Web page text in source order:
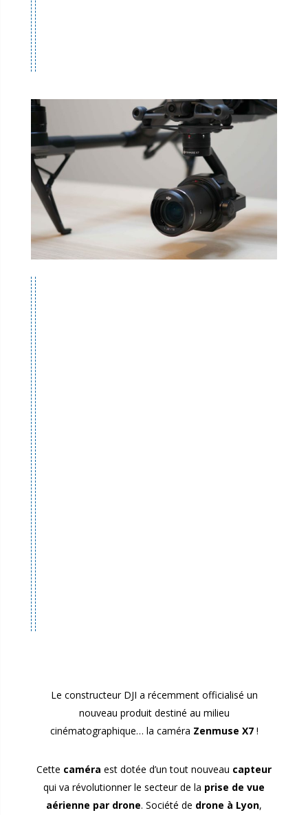
Le constructeur DJI a récemment officialisé un
nouveau produit destiné au milieu
cinématographique… la caméra Zenmuse X7!
Cette caméra est dotée d’un tout nouveau capteur
qui va révolutionner le secteur de la prise de vue
aérienne par drone. Société de drone à Lyon,